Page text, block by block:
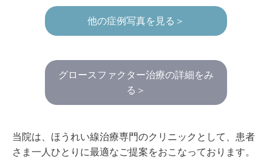
他の症例写真を見る＞
グロースファクター治療の詳細をみ
る＞
当院は、ほうれい線治療専門のクリニックとして、患者
さま一人ひとりに最適なご提案をおこなっております。